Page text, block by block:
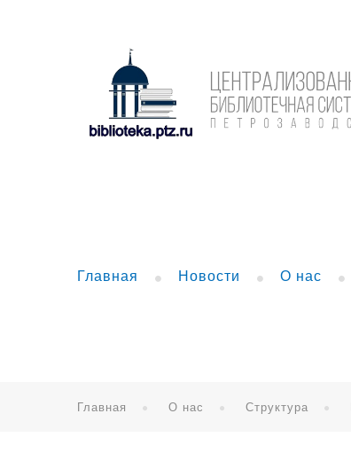
Главная Новости О нас
Главная О нас Структура